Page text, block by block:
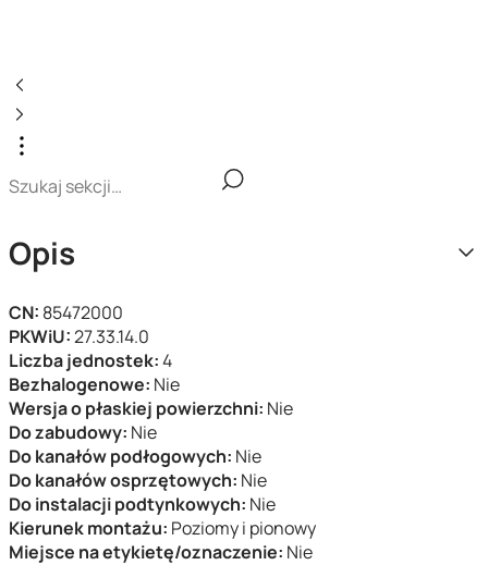
Opis
CN: 85472000
PKWiU:27.33.14.0
Liczba jednostek:4
Bezhalogenowe: Nie
Wersja o płaskiej powierzchni: Nie
Do zabudowy: Nie
Do kanałów podłogowych: Nie
Do kanałów osprzętowych: Nie
Do instalacji podtynkowych: Nie
Kierunek montażu: Poziomy i pionowy
Miejsce na etykietę/oznaczenie: Nie